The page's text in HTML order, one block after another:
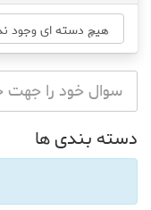
دسته بندی ها